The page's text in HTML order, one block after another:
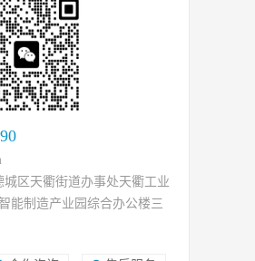
区天衢街道办事处天衢工业
能制造产业园综合办公楼三